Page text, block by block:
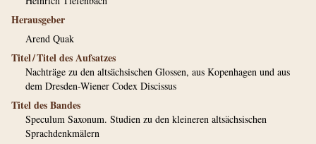
Herausgeber
Arend Quak
Titel / Titel des Aufsatzes
Nachträge zu den altsächsischen Glossen, aus Kopenhagen und aus
dem Dresden-Wiener Codex Discissus
Titel des Bandes
Speculum Saxonum. Studien zu den kleineren altsächsischen
Sprachdenkmälern